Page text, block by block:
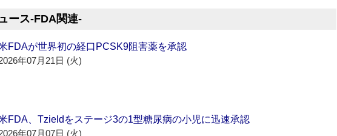
ース‐FDA関連‐
FDAが世界初の経口PCSK9阻害薬を承認
年07月21日 (火)
FDA、Tzieldをステージ3の1型糖尿病の小児に迅速承認
年07月07日 (火)